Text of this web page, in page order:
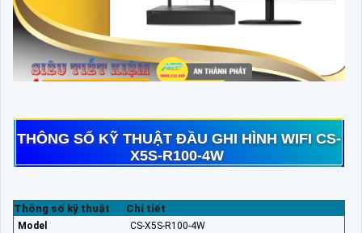
THÔNG SỐ KỸ THUẬT ĐẦU GHI HÌNH WIFI CS-
X5S-R100-4W
Thông số kỹ thuật Chi tiết
Model
CS-X5S-R100-4W